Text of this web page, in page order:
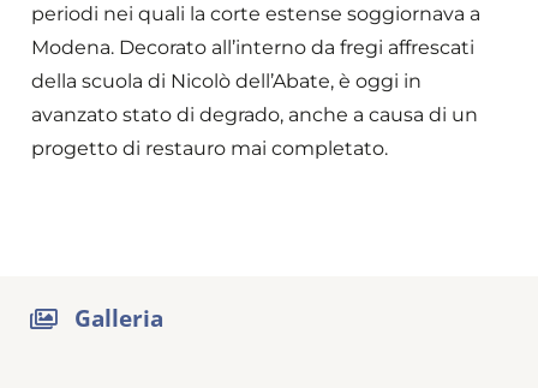
periodi nei quali la corte estense soggiornava a
Modena. Decorato all’interno da fregi affrescati
della scuola di Nicolò dell’Abate, è oggi in
avanzato stato di degrado, anche a causa di un
progetto di restauro mai completato.
Galleria